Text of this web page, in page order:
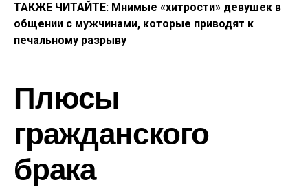
ТАКЖЕ ЧИТАЙТЕ: Мнимые «хитрости» девушек в
общении с мужчинами, которые приводят к
печальному разрыву
Плюсы
гражданского
брака